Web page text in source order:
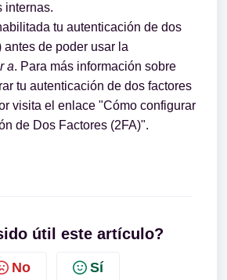
internas.
tu autenticación de dos
antes de poder usar la
a. Para más información sobre
tu autenticación de dos factores
visita el enlace "Cómo configurar
de Dos Factores (2FA)".
útil este artículo?
No Sí